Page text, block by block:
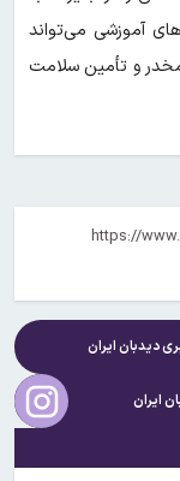
آموزشی می‌تواند
و تأمین سلامت
دیدبان ایران
ایران